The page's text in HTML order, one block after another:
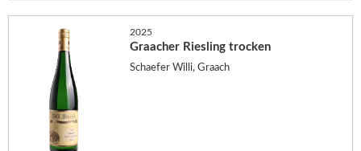
2025
Graacher Riesling trocken
Schaefer Willi, Graach